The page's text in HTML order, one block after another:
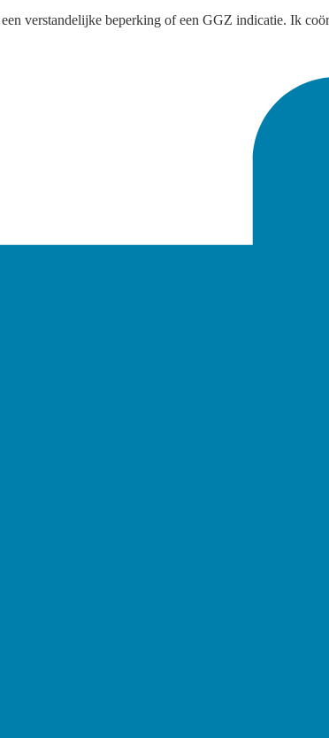
verstandelijke beperking of een GGZ indicatie. Ik